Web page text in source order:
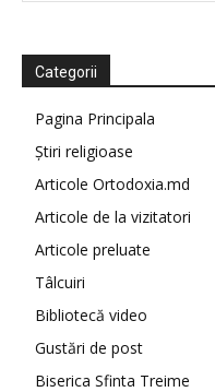
Categorii
Pagina Principala
Știri religioase
Articole Ortodoxia.md
Articole de la vizitatori
Articole preluate
Tâlcuiri
Bibliotecă video
Gustări de post
Biserica Sfinta Treime